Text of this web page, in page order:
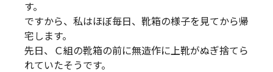
す。
ですから、私はほぼ毎日、靴箱の様子を見てから帰
宅します。
先日、Ｃ組の靴箱の前に無造作に上靴がぬぎ捨てら
れていたそうです。